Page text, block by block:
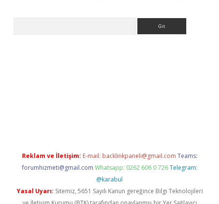
Reklam ve İletişim: E-mail: backlinkpaneli@gmail.com Teams:
forumhizmeti@gmail.com Whatsapp: 0262 606 0 726 Telegram:
@karabul
Yasal Uyarı: Sitemiz, 5651 Sayılı Kanun gereğince Bilgi Teknolojileri